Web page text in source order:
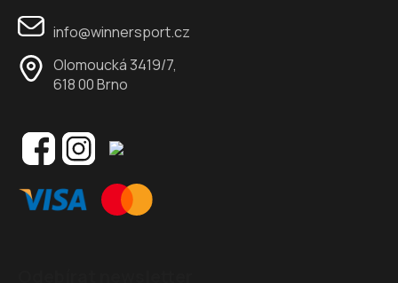
info@winnersport.cz
Olomoucká 3419/7,
618 00 Brno